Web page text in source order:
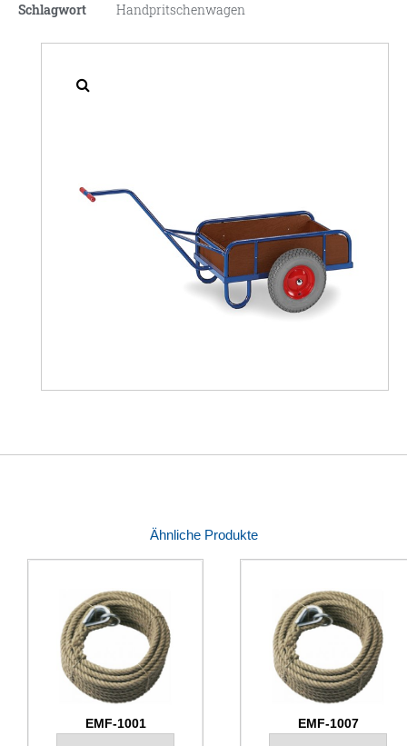
Schlagwort
Handpritschenwagen
Ähnliche Produkte
EMF-1001 EMF-1007